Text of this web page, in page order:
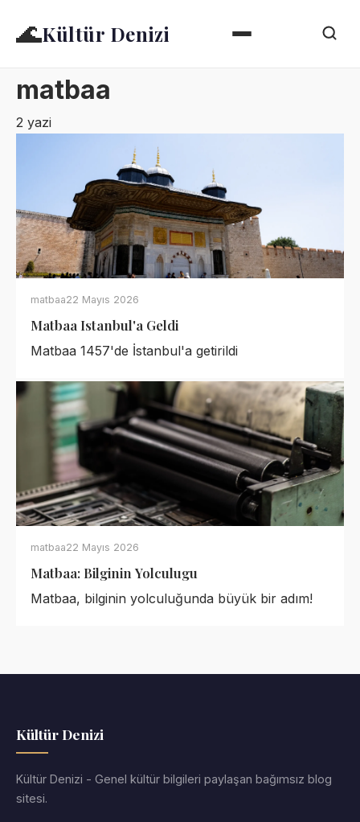
🌊Kültür Denizi
matbaa
2 yazi
matbaa22 Mayıs 2026
Matbaa Istanbul'a Geldi
Matbaa 1457'de İstanbul'a getirildi
matbaa22 Mayıs 2026
Matbaa: Bilginin Yolculugu
Matbaa, bilginin yolculuğunda büyük bir adım!
Kültür Denizi
Kültür Denizi - Genel kültür bilgileri paylaşan bağımsız blog
sitesi.